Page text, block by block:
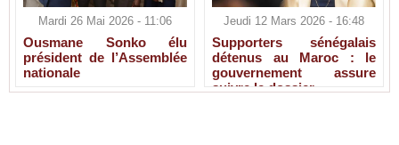
Mardi 26 Mai 2026 - 11:06
Ousmane Sonko élu
président de l’Assemblée
nationale
Jeudi 12 Mars 2026 - 16:48
Supporters sénégalais
détenus au Maroc : le
gouvernement assure
suivre le dossier